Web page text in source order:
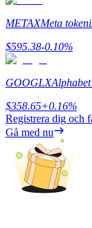
Tjäna
METAXMeta
$595.38-0.10%
GOOGLX
$358.65+0.16%
Registrera dig och
Gå med nu